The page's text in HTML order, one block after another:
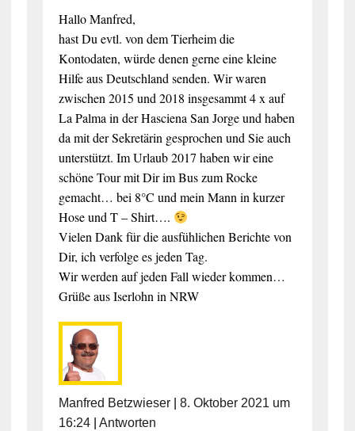
Hallo Manfred,
hast Du evtl. von dem Tierheim die
Kontodaten, würde denen gerne eine kleine
Hilfe aus Deutschland senden. Wir waren
zwischen 2015 und 2018 insgesammt 4 x auf
La Palma in der Hasciena San Jorge und haben
da mit der Sekretärin gesprochen und Sie auch
unterstützt. Im Urlaub 2017 haben wir eine
schöne Tour mit Dir im Bus zum Rocke
gemacht… bei 8°C und mein Mann in kurzer
Hose und T – Shirt….
Vielen Dank für die ausfühlichen Berichte von
Dir, ich verfolge es jeden Tag.
Wir werden auf jeden Fall wieder kommen…
Grüße aus Iserlohn in NRW
Manfred Betzwieser| 8. Oktober 2021 um
16:24| Antworten